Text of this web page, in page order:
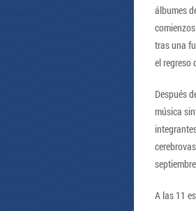
álbumes
tras una
el regreso
Después
música
A las 11